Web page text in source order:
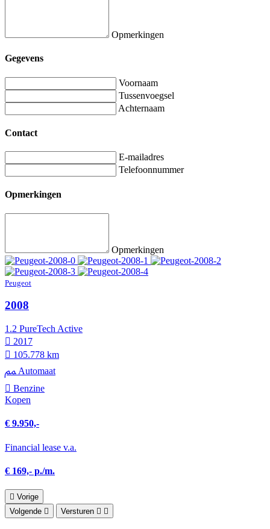
Opmerkingen
Gegevens
Voornaam
Tussenvoegsel
Achternaam
Contact
E-mailadres
Telefoonnummer
Opmerkingen
Opmerkingen
Peugeot
2008
1.2 PureTech Active
2017
105.778 km
Automaat
Benzine
Kopen
€ 9.950,-
Financial lease v.a.
€ 169,- p./m.
Vorige
Volgende
Versturen